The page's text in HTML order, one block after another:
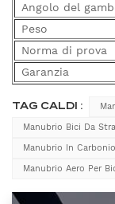
Angolo del
Peso
Norma di prova
Garanzia
TAG CALDI :
Manubrio Bici Da
Manubrio In
Manubrio Aero Per